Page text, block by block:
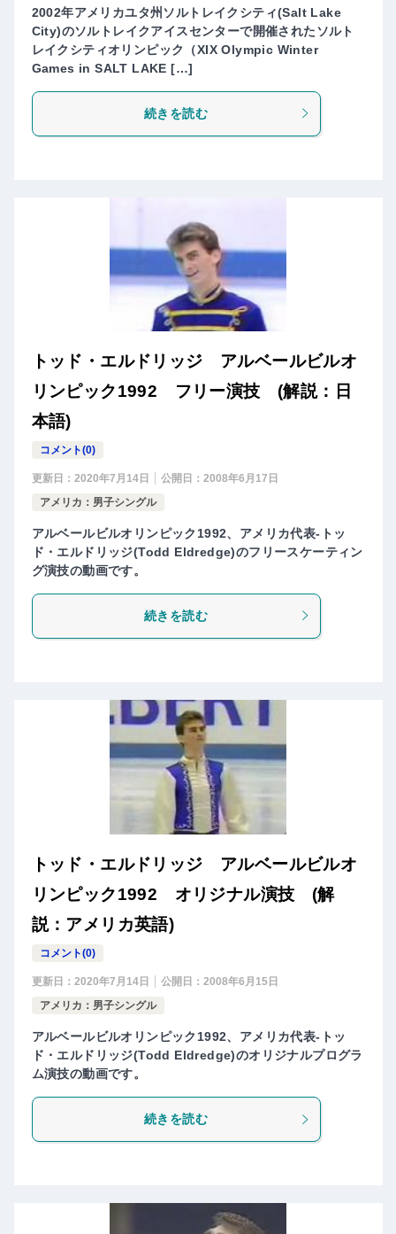
2002年アメリカユタ州ソルトレイクシティ(Salt Lake
City)のソルトレイクアイスセンターで開催されたソルト
レイクシティオリンピック（XIX Olympic Winter
Games in SALT LAKE […]
続きを読む
トッド・エルドリッジ アルベールビルオ
リンピック1992 フリー演技 (解説：日
本語)
コメント(0)
更新日： 2020年7月14日 公開日： 2008年6月17日
アメリカ：男子シングル
アルベールビルオリンピック1992、アメリカ代表-トッ
ド・エルドリッジ(Todd Eldredge)のフリースケーティン
グ演技の動画です。
続きを読む
トッド・エルドリッジ アルベールビルオ
リンピック1992 オリジナル演技 (解
説：アメリカ英語)
コメント(0)
更新日： 2020年7月14日 公開日： 2008年6月15日
アメリカ：男子シングル
アルベールビルオリンピック1992、アメリカ代表-トッ
ド・エルドリッジ(Todd Eldredge)のオリジナルプログラ
ム演技の動画です。
続きを読む